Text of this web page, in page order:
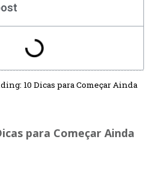
10 Dicas para Começar Ainda
para Começar Ainda